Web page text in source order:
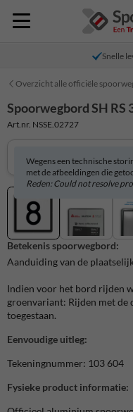
Snelle
Overzicht alle officiële
Spoorwegbord SH
Art.nr. NSSE.02727
Wegens een technische
met de afbeeldingen die
Reden: Could not resolve
Betekenis spoorwegbord:
Aanduiding van de
Indien voor het bord rijden
groenvariant: Rijden met de
toegestaan.
Eenvoudige uitleg:
Tekeningnummer: 103 604
Fysieke product informatie: